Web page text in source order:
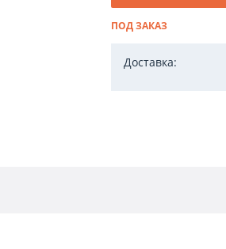
ПОД ЗАКАЗ
Доставка: